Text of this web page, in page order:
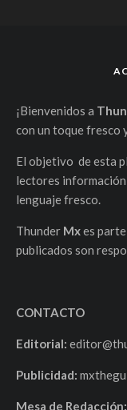
¡Bienvenidos a
con un toque fresco
El objetivo de esta
lectores
lenguaje fresco.
Thunder Mxes
publicados son
CONTACTO
Editorial:
Publicidad:
Mesa de Redacción: